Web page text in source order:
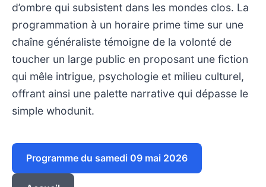
d’ombre qui subsistent dans les mondes clos. La
programmation à un horaire prime time sur une
chaîne généraliste témoigne de la volonté de
toucher un large public en proposant une fiction
qui mêle intrigue, psychologie et milieu culturel,
offrant ainsi une palette narrative qui dépasse le
simple whodunit.
Programme du samedi 09 mai 2026